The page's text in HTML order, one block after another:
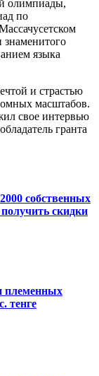
олимпиады,
по
знаменитого
языка
и страстью
масштабов.
свое интервью
гранта
собственных
скидки
племенных
тенге